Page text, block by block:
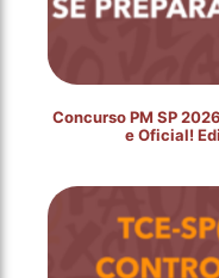
Concurso PM SP
e Oficial!